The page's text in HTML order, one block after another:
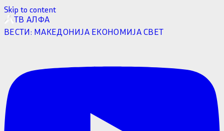
Skip to content
ТВ АЛФА
ВЕСТИ: МАКЕДОНИЈА ЕКОНОМИЈАСВЕТ